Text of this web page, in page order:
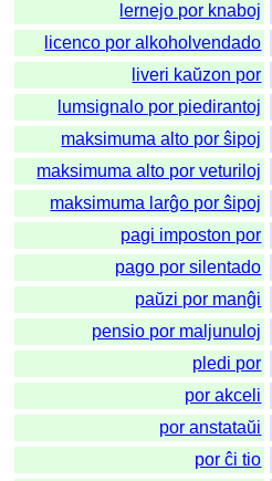
lernejo por knaboj
licenco por alkoholvendado
liveri kaŭzon por
lumsignalo por piedirantoj
maksimuma alto por ŝipoj
maksimuma alto por veturiloj
maksimuma larĝo por ŝipoj
pagi imposton por
pago por silentado
paŭzi por manĝi
pensio por maljunuloj
pledi por
por akceli
por anstataŭi
por ĉi tio